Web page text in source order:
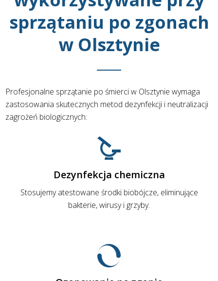
sprzątaniu po zgonach
w Olsztynie
Profesjonalne sprzątanie po śmierci w Olsztynie wymaga
zastosowania skutecznych metod dezynfekcji i neutralizacji
zagrożeń biologicznych:
Dezynfekcja chemiczna
Stosujemy atestowane środki biobójcze, eliminujące
bakterie, wirusy i grzyby.